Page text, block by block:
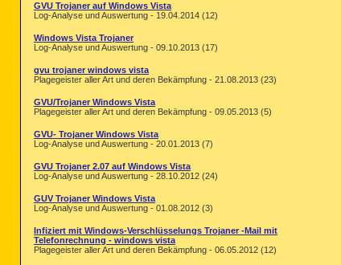
GVU Trojaner auf Windows Vista
Log-Analyse und Auswertung - 19.04.2014 (12)
Windows Vista Trojaner
Log-Analyse und Auswertung - 09.10.2013 (17)
gvu trojaner windows vista
Plagegeister aller Art und deren Bekämpfung - 21.08.2013 (23)
GVU/Trojaner Windows Vista
Plagegeister aller Art und deren Bekämpfung - 09.05.2013 (5)
GVU- Trojaner Windows Vista
Log-Analyse und Auswertung - 20.01.2013 (7)
GVU Trojaner 2.07 auf Windows Vista
Log-Analyse und Auswertung - 28.10.2012 (24)
GUV Trojaner Windows Vista
Log-Analyse und Auswertung - 01.08.2012 (3)
Infiziert mit Windows-Verschlüsselungs Trojaner -Mail mit
Telefonrechnung - windows vista
Plagegeister aller Art und deren Bekämpfung - 06.05.2012 (12)